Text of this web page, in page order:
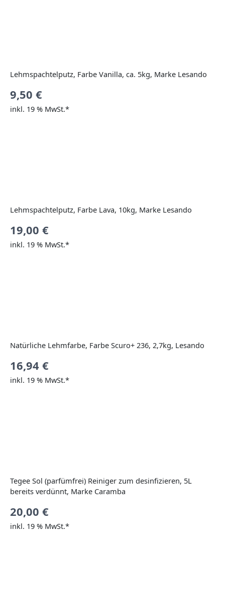
Lehmspachtelputz, Farbe Vanilla, ca. 5kg, Marke Lesando
9,50 €
inkl. 19 % MwSt.*
Lehmspachtelputz, Farbe Lava, 10kg, Marke Lesando
19,00 €
inkl. 19 % MwSt.*
Natürliche Lehmfarbe, Farbe Scuro+ 236, 2,7kg, Lesando
16,94 €
inkl. 19 % MwSt.*
Tegee Sol (parfümfrei) Reiniger zum desinfizieren, 5L
bereits verdünnt, Marke Caramba
20,00 €
inkl. 19 % MwSt.*